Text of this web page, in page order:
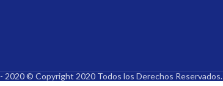
- 2020 © Copyright 2020 Todos los Derechos Reservados.